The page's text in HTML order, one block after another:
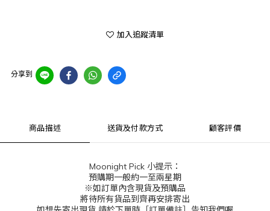
加入追蹤清單
分享到
商品描述 送貨及付款方式 顧客評價
Moonight Pick 小提示：
預購期一般約一至兩星期
※如訂單內含現貨及預購品
將待所有貨品到齊再安排寄出